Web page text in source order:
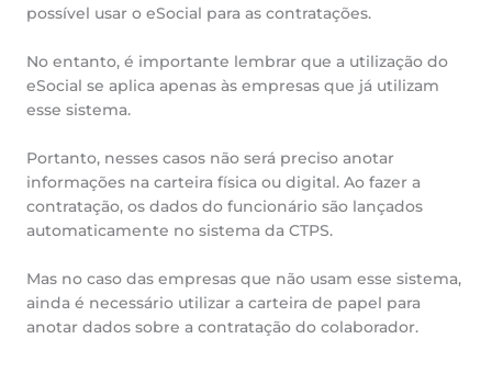
possível usar o eSocial para as contratações.
No entanto, é importante lembrar que a utilização do
eSocial se aplica apenas às empresas que já utilizam
esse sistema.
Portanto, nesses casos não será preciso anotar
informações na carteira física ou digital. Ao fazer a
contratação, os dados do funcionário são lançados
automaticamente no sistema da CTPS.
Mas no caso das empresas que não usam esse sistema,
ainda é necessário utilizar a carteira de papel para
anotar dados sobre a contratação do colaborador.